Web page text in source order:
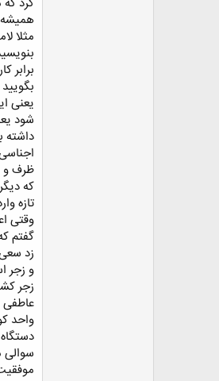
همیشه
مثلا
برابر
یعنی
شود
داشته
ظرف و
که
تازه
وقتی
گفتم
زد
و زجر
زجر
عاطفی
واحد
سوالی